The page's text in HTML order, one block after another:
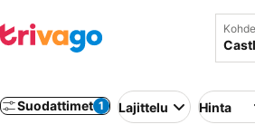
Kohde
Suodattimet 1 Lajittelu Hinta